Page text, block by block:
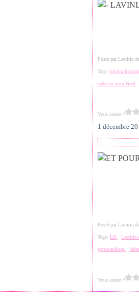
Posté par Laetitia
Tags:bijoux
cadeaux pour Noël
Vous aimez ?
1 décembre
Posté par Laetitia
Tags:LB ,Laetitia
personnalisés ,
Vous aimez ?